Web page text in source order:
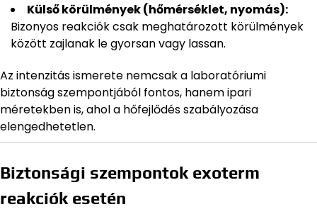
Külső körülmények (hőmérséklet, nyomás):
Bizonyos reakciók csak meghatározott körülmények
között zajlanak le gyorsan vagy lassan.
Az intenzitás ismerete nemcsak a laboratóriumi
biztonság szempontjából fontos, hanem ipari
méretekben is, ahol a hőfejlődés szabályozása
elengedhetetlen.
Biztonsági szempontok exoterm
reakciók esetén